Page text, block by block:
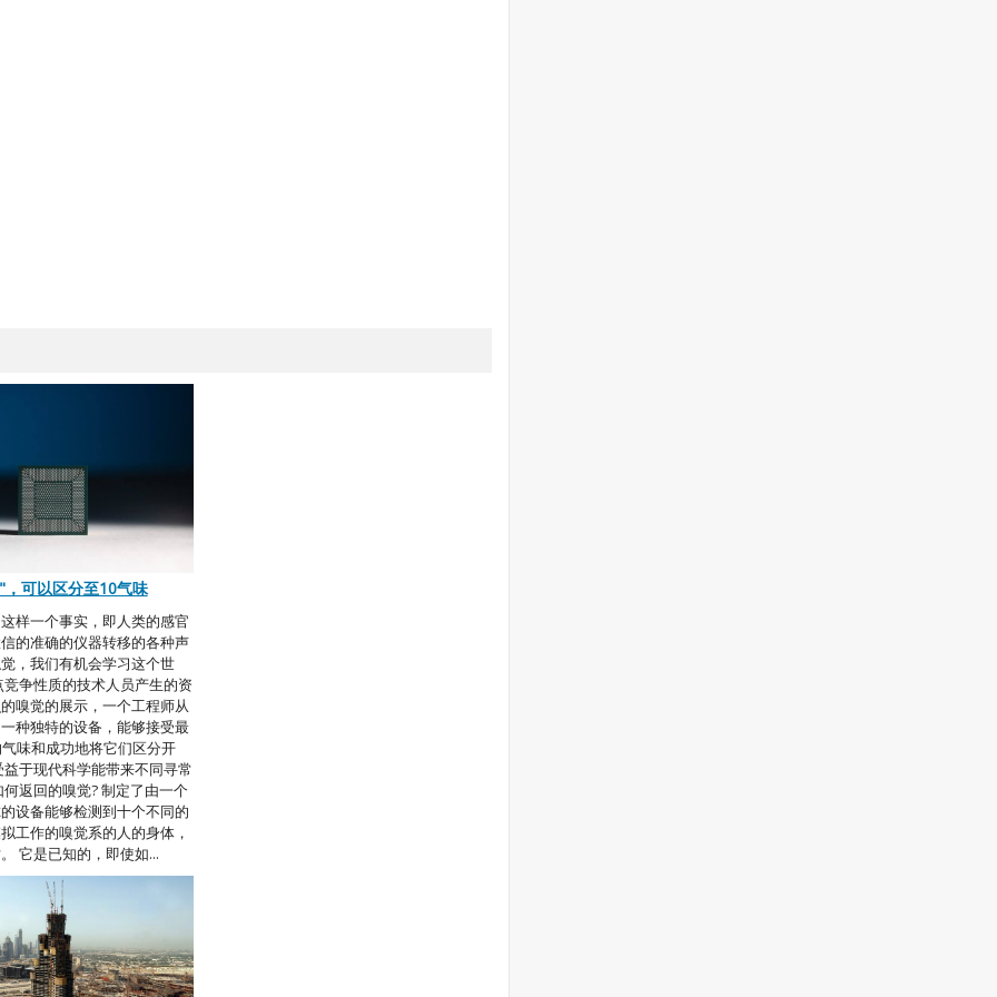
可以区分至10气味
样一个事实，即人类的感官
的准确的仪器转移的各种声
，我们有机会学习这个世
争性质的技术人员产生的资
嗅觉的展示，一个工程师从
种独特的设备，能够接受最
味和成功地将它们区分开
于现代科学能带来不同寻常
返回的嗅觉? 制定了由一个
设备能够检测到十个不同的
工作的嗅觉系的人的身体，
它是已知的，即使如...